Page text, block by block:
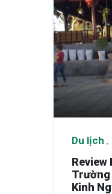
Du lịch
Review
Trường
Kinh